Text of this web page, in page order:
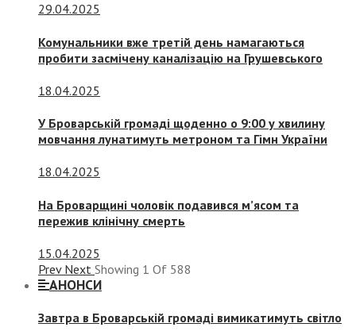
29.04.2025
Комунальники вже третій день намагаються
пробити засмічену каналізацію на Грушевського
18.04.2025
У Броварській громаді щоденно о 9:00 у хвилину
мовчання лунатимуть метроном та Гімн України
18.04.2025
На Броварщині чоловік подавився м’ясом та
пережив клінічну смерть
15.04.2025
Prev Next Showing 1 Of 588
АНОНСИ
Завтра в Броварській громаді вимикатимуть світло